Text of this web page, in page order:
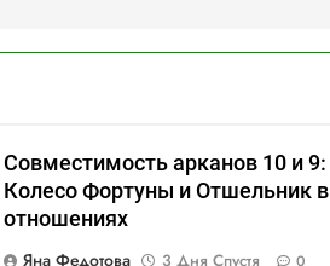
Совместимость арканов 10 и 9:
Колесо Фортуны и Отшельник в
отношениях
Яна Федотова
3 Дня Спустя 0